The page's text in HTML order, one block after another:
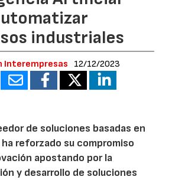
industriales
Interempresas 12/12/2023
de soluciones basadas en
reforzado su compromiso
apostando por la
y desarrollo de soluciones